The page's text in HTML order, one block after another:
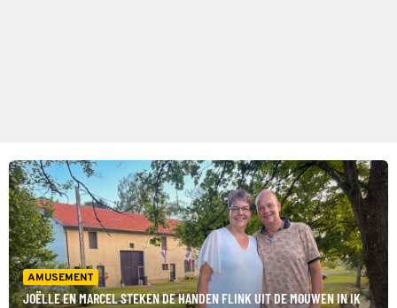
AMUSEMENT
JOËLLE EN MARCEL STEKEN DE HANDEN FLINK UIT DE MOUWEN IN IK